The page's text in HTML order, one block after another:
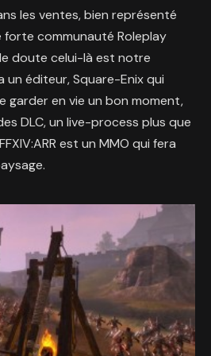
les ventes, bien représenté
forte communauté Roleplay
doute celui-là est notre
un éditeur, Square-Enix qui
garder en vie un bon moment,
DLC, un live-process plus que
est un MMO qui fera